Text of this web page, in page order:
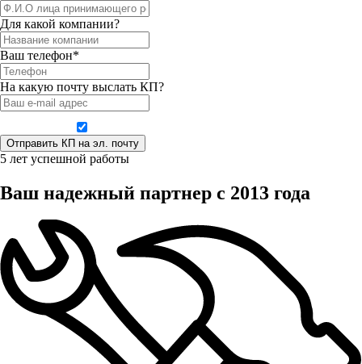
Для какой компании?
Ваш телефон*
На какую почту выслать КП?
5 лет успешной работы
Ваш надежный партнер с 2013 года